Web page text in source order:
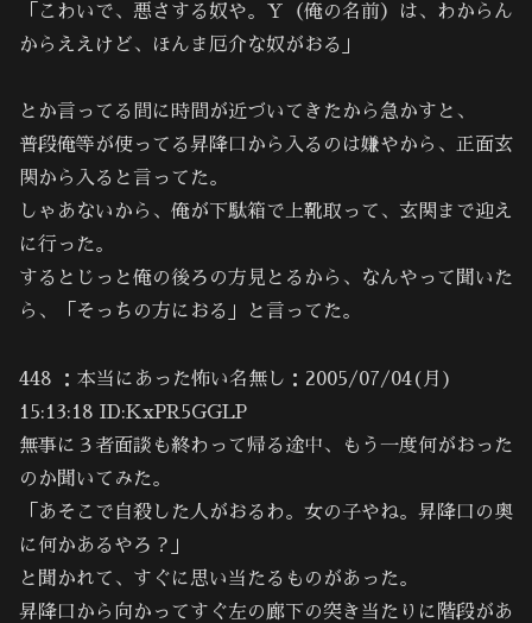
「こわいで、悪さする奴や。Ｙ（俺の名前）は、わからん
からええけど、ほんま厄介な奴がおる」
とか言ってる間に時間が近づいてきたから急かすと、
普段俺等が使ってる昇降口から入るのは嫌やから、正面玄
関から入ると言ってた。
しゃあないから、俺が下駄箱で上靴取って、玄関まで迎え
に行った。
するとじっと俺の後ろの方見とるから、なんやって聞いた
ら、「そっちの方におる」と言ってた。
448 ：本当にあった怖い名無し：2005/07/04(月)
15:13:18 ID:KxPR5GGLP
無事に３者面談も終わって帰る途中、もう一度何がおった
のか聞いてみた。
「あそこで自殺した人がおるわ。女の子やね。昇降口の奥
に何かあるやろ？」
と聞かれて、すぐに思い当たるものがあった。
昇降口から向かってすぐ左の廊下の突き当たりに階段があ